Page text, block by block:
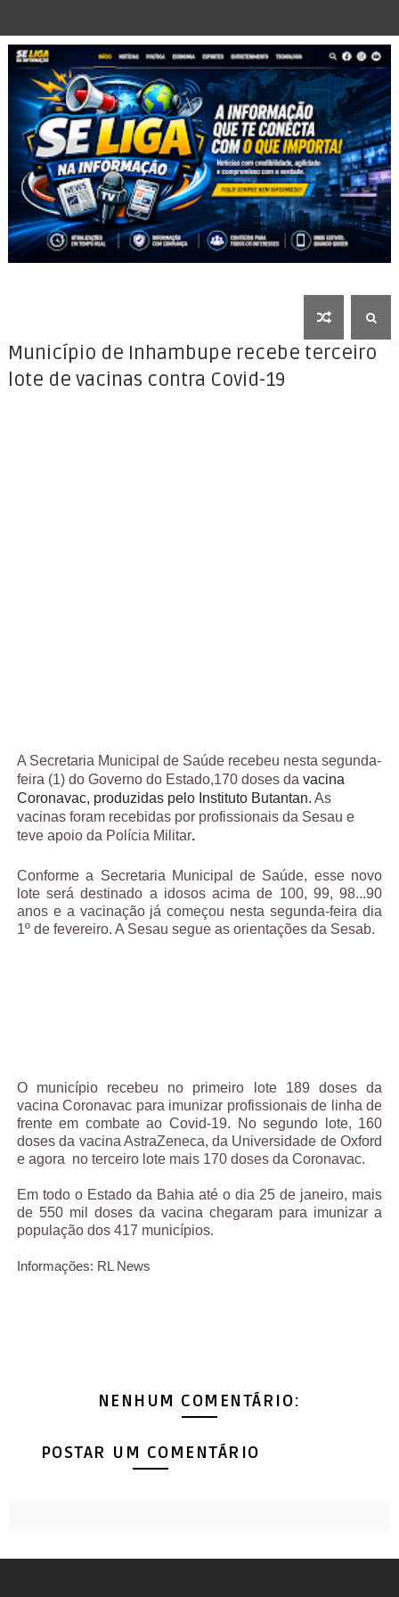
Município de Inhambupe recebe terceiro
lote de vacinas contra Covid-19
A Secretaria Municipal de Saúde recebeu nesta segunda-
feira (1) do Governo do Estado,170 doses da vacina
Coronavac, produzidas pelo Instituto Butantan. As
vacinas foram recebidas por profissionais da Sesau e
teve apoio da Polícia Militar.
Conforme a Secretaria Municipal de Saúde, esse novo
lote será destinado a idosos acima de 100, 99, 98...90
anos e a vacinação já começou nesta segunda-feira dia
1º de fevereiro. A Sesau segue as orientações da Sesab.
O município recebeu no primeiro lote 189 doses da
vacina Coronavac para imunizar profissionais de linha de
frente em combate ao Covid-19. No segundo lote, 160
doses da vacina AstraZeneca, da Universidade de Oxford
e agora no terceiro lote mais 170 doses da Coronavac.
Em todo o Estado da Bahia até o dia 25 de janeiro, mais
de 550 mil doses da vacina chegaram para imunizar a
população dos 417 municípios.
Informações: RL News
NENHUM COMENTÁRIO:
POSTAR UM COMENTÁRIO